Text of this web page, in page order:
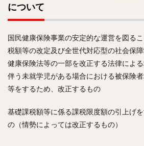
について
国民健康保険事業の安定的な運営を図る
税額等の改定及び全世代対応型の社会保
健康保険法等の一部を改正する法律によ
伴う未就学児がある場合における被保険
等をするため、改正するもの
基礎課税額等に係る課税限度額の引上げ
の（情勢によっては改正するもの）